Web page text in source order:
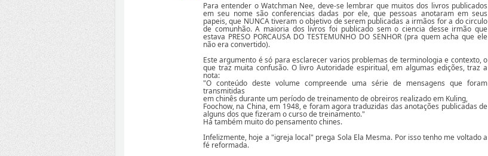
Para entender o Watchman Nee, deve-se lembrar que muitos dos livros publicados
em seu nome são conferencias dadas por ele, que pessoas anotaram em seus
papeis, que NUNCA tiveram o objetivo de serem publicadas a irmãos for a do circulo
de comunhão. A maioria dos livros foi publicado sem o ciencia desse irmão que
estava PRESO PORCAUSA DO TESTEMUNHO DO SENHOR (pra quem acha que ele
não era convertido).
Este argumento é só para esclarecer varios problemas de terminologia e contexto, o
que traz muita confusão. O livro Autoridade espiritual, em algumas edições, traz a
nota:
"O conteúdo deste volume compreende uma série de mensagens que foram
transmitidas
em chinês durante um período de treinamento de obreiros realizado em Kuling,
Foochow, na China, em 1948, e foram agora traduzidas das anotações publicadas de
alguns dos que fizeram o curso de treinamento."
Há também muito do pensamento chines.
Infelizmente, hoje a "igreja local" prega Sola Ela Mesma. Por isso tenho me voltado a
fé reformada.